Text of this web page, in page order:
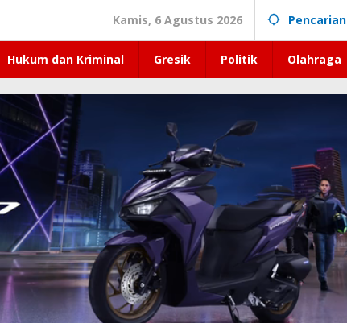
Kamis, 6 Agustus 2026 Pencarian
Hukum dan Kriminal Gresik Politik Olahraga